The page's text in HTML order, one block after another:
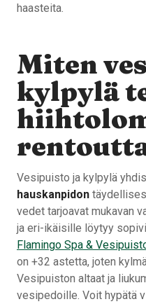
haasteita.
Miten
kylpylä
Vesipuisto ja kylpylä
hauskanpidon
vedet tarjoavat mukavan
ja eri-ikäisille löytyy
Flamingo Spa &
on +32 astetta, joten
Vesipuiston altaat ja
vesipedoille. Voit hypätä